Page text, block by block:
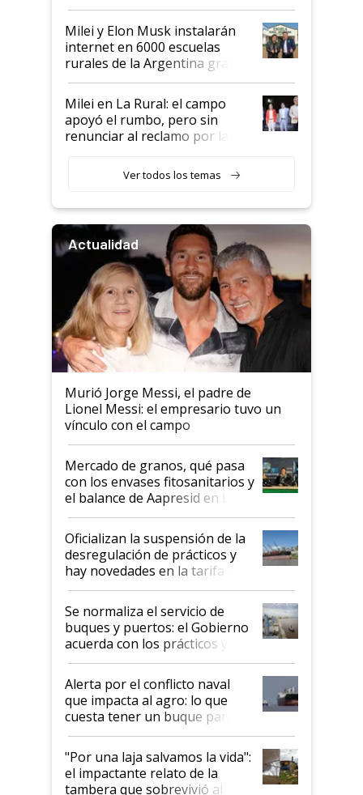
Milei y Elon Musk instalarán
internet en 6000 escuelas
rurales de la Argentina gracias
a un acuerdo con Starlink
Milei en La Rural: el campo
apoyó el rumbo, pero sin
renunciar al reclamo por las
Ver todos los temas
Actualidad
Murió Jorge Messi, el padre de
Lionel Messi: el empresario tuvo un
vínculo con el campo
Mercado de granos, qué pasa
con los envases fitosanitarios y
el balance de Aapresid en La
Posta
Oficializan la suspensión de la
desregulación de prácticos y
hay novedades en la tarifa de
la hidrovía
Se normaliza el servicio de
buques y puertos: el Gobierno
acuerda con los prácticos y
suspende el decreto de
desregulación
Alerta por el conflicto naval
que impacta al agro: lo que
cuesta tener un buque parado
y el peligro de que Argentina
pase a ser "país sucio"
"Por una laja salvamos la vida":
el impactante relato de la
tambera que sobrevivió al